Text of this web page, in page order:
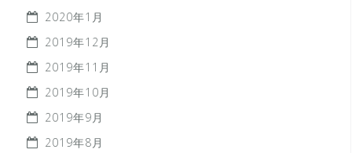
2020年1月
2019年12月
2019年11月
2019年10月
2019年9月
2019年8月